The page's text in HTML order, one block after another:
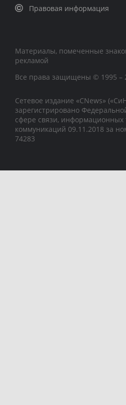
Правовая информация
Материалы, помеченные
рекламой
Все права защищены © 1995 –
Сетевое издание «CNews»
зарегистрировано
сфере связи, информационных
коммуникаций 09.11.2018 за
74283